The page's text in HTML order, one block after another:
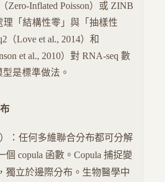
Zero-Inflated Poisson）或 ZINB
理「結構性零」與「抽樣性
（Love et al., 2014）和
et al., 2010）對 RNA-seq 數
是標準做法。
：任何多維聯合分布都可分解
個 copula 函數。Copula 捕捉變
獨立於邊際分布。生物醫學中